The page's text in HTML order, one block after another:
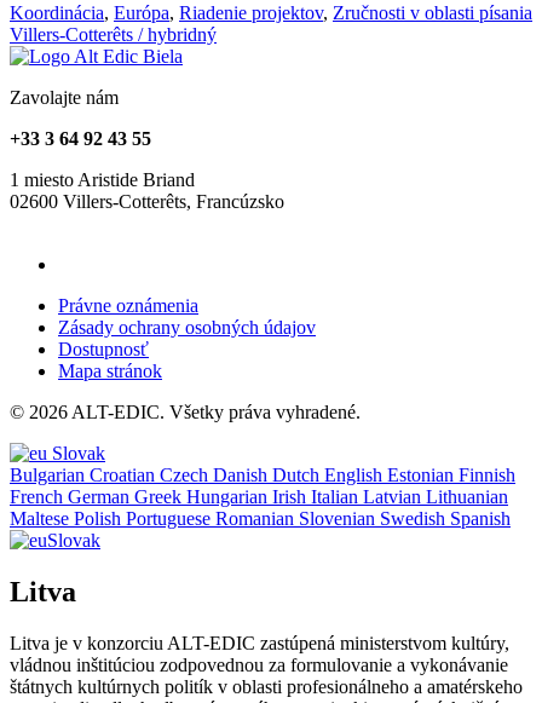
Koordinácia, Európa, Riadenie projektov, Zručnosti v oblasti písania
Villers-Cotterêts / hybridný
Zavolajte nám
+33 3 64 92 43 55
1 miesto Aristide Briand
02600 Villers-Cotterêts, Francúzsko
Právne oznámenia
Zásady ochrany osobných údajov
Dostupnosť
Mapa stránok
© 2026 ALT-EDIC. Všetky práva vyhradené.
Slovak
Bulgarian Croatian Czech Danish Dutch English Estonian Finnish
French German Greek Hungarian Irish Italian Latvian Lithuanian
Maltese Polish Portuguese Romanian Slovenian Swedish Spanish
Slovak
Litva
Litva je v konzorciu ALT-EDIC zastúpená ministerstvom kultúry,
vládnou inštitúciou zodpovednou za formulovanie a vykonávanie
štátnych kultúrnych politík v oblasti profesionálneho a amatérskeho